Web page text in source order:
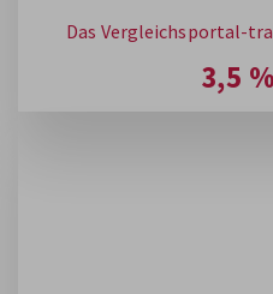
Das Vergleichsportal-
3,5 %